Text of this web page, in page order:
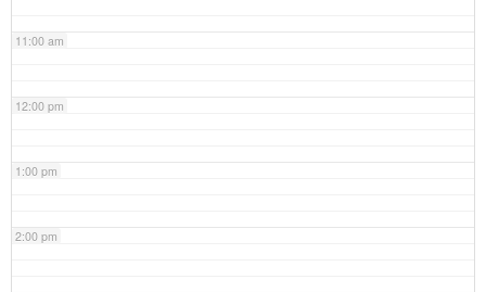
11:00 am
12:00 pm
1:00 pm
2:00 pm